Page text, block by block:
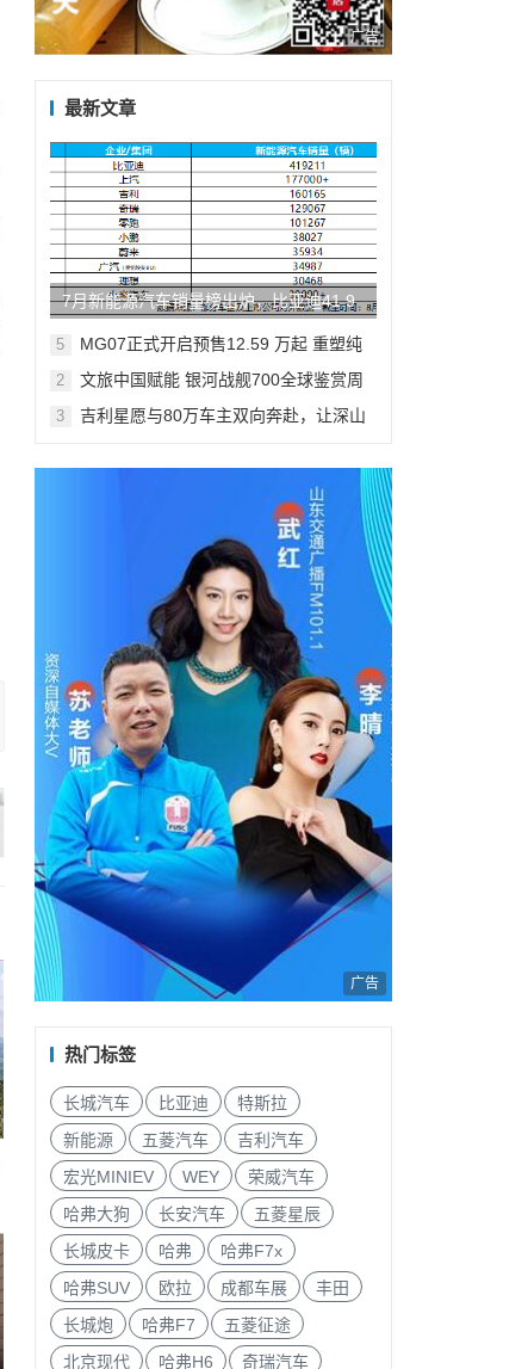
广告
最新文章
7月新能源汽车销量榜出炉，比亚迪41.9
万辆稳居榜首
5
MG07正式开启预售12.59 万起 重塑纯
2
文旅中国赋能 银河战舰700全球鉴赏周
3
吉利星愿与80万车主双向奔赴，让深山
广告
热门标签
长城汽车 比亚迪
特斯拉
新能源
五菱汽车
吉利汽车
宏光MINIEV
WEY
荣威汽车
哈弗大狗
长安汽车
五菱星辰
长城皮卡
哈弗
哈弗F7x
哈弗SUV
欧拉 成都车展
丰田
长城炮
哈弗F7
五菱征途
北京现代
哈弗H6 奇瑞汽车